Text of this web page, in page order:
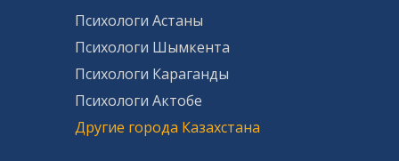
Психологи Астаны
Психологи Шымкента
Психологи Караганды
Психологи Актобе
Другие города Казахстана